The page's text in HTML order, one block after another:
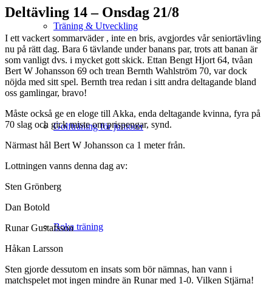
Träning & Utveckling
Golfträning för juniorer
Boka träning
Deltävling 14 – Onsdag 21/8
I ett vackert sommarväder , inte en bris, avgjordes vår seniortävling
nu på rätt dag. Bara 6 tävlande under banans par, trots att banan är
som vanligt dvs. i mycket gott skick. Ettan Bengt Hjort 64, tvåan
Bert W Johansson 69 och trean Bernth Wahlström 70, var dock
nöjda med sitt spel. Bernth trea redan i sitt andra deltagande bland
oss gamlingar, bravo!
Måste också ge en eloge till Akka, enda deltagande kvinna, fyra på
70 slag och gick miste om prispengar, synd.
Närmast hål Bert W Johansson ca 1 meter från.
Lottningen vanns denna dag av:
Sten Grönberg
Dan Botold
Runar Gustafsson
Håkan Larsson
Sten gjorde dessutom en insats som bör nämnas, han vann i
matchspelet mot ingen mindre än Runar med 1-0. Vilken Stjärna!